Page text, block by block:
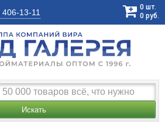
406-13-11
0 шт.
0 руб.
Искать